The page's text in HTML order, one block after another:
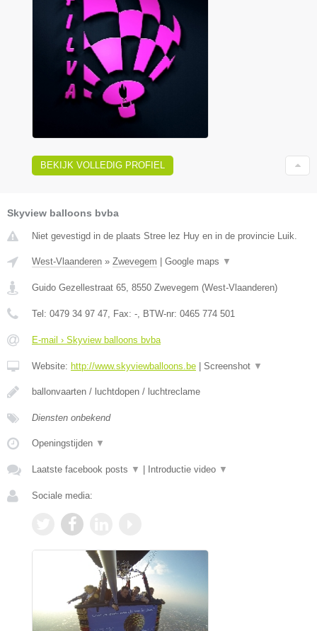
BEKIJK VOLLEDIG PROFIEL
Skyview balloons bvba
Niet gevestigd in de plaats Stree lez Huy en in de provincie Luik.
West-Vlaanderen » Zwevegem | Google maps ▼
Guido Gezellestraat 65 8550 Zwevegem (West-Vlaanderen)
Tel: 0479 34 97 47 , Fax: - , BTW-nr: 0465 774 501
E-mail › Skyview balloons bvba
Website: http://www.skyviewballoons.be | Screenshot ▼
ballonvaarten / luchtdopen / luchtreclame
Diensten onbekend
Openingstijden ▼
Laatste facebook posts ▼ | Introductie video ▼
Sociale media: